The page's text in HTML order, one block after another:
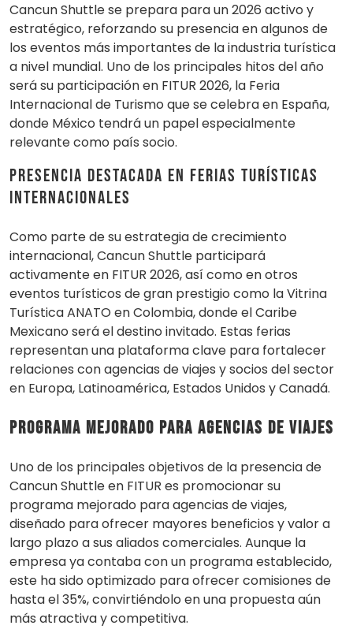
Cancun Shuttle se prepara para un 2026 activo y
estratégico, reforzando su presencia en algunos de
los eventos más importantes de la industria turística
a nivel mundial. Uno de los principales hitos del año
será su participación en FITUR 2026, la Feria
Internacional de Turismo que se celebra en España,
donde México tendrá un papel especialmente
relevante como país socio.
Presencia destacada en ferias turísticas
internacionales
Como parte de su estrategia de crecimiento
internacional, Cancun Shuttle participará
activamente en FITUR 2026, así como en otros
eventos turísticos de gran prestigio como la Vitrina
Turística ANATO en Colombia, donde el Caribe
Mexicano será el destino invitado. Estas ferias
representan una plataforma clave para fortalecer
relaciones con agencias de viajes y socios del sector
en Europa, Latinoamérica, Estados Unidos y Canadá.
Programa mejorado para agencias de viajes
Uno de los principales objetivos de la presencia de
Cancun Shuttle en FITUR es promocionar su
programa mejorado para agencias de viajes,
diseñado para ofrecer mayores beneficios y valor a
largo plazo a sus aliados comerciales. Aunque la
empresa ya contaba con un programa establecido,
este ha sido optimizado para ofrecer comisiones de
hasta el 35%, convirtiéndolo en una propuesta aún
más atractiva y competitiva.